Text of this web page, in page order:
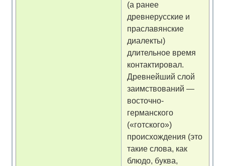
(а ранее
древнерусские и
праславянские
диалекты)
длительное время
контактировал.
Древнейший слой
заимствований —
восточно-
германского
(«готского»)
происхождения (это
такие слова, как
блюдо, буква,